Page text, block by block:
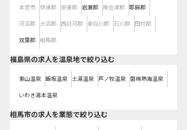
本宮市 伊達郡 安達郡 岩瀬郡 南会津郡 耶麻郡
河沼郡 大沼郡 西白河郡 東白川郡 石川郡 田村郡
双葉郡 相馬郡
福島県の求人を温泉地で絞り込む
東山温泉 飯坂温泉 土湯温泉 芦ノ牧温泉 磐梯熱海温泉
いわき湯本温泉
相馬市の求人を業態で絞り込む